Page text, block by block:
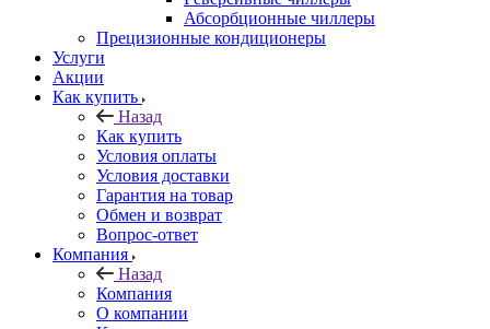
Абсорбционные чиллеры
Прецизионные кондиционеры
Услуги
Акции
Как купить
Назад
Как купить
Условия оплаты
Условия доставки
Гарантия на товар
Обмен и возврат
Вопрос-ответ
Компания
Назад
Компания
О компании